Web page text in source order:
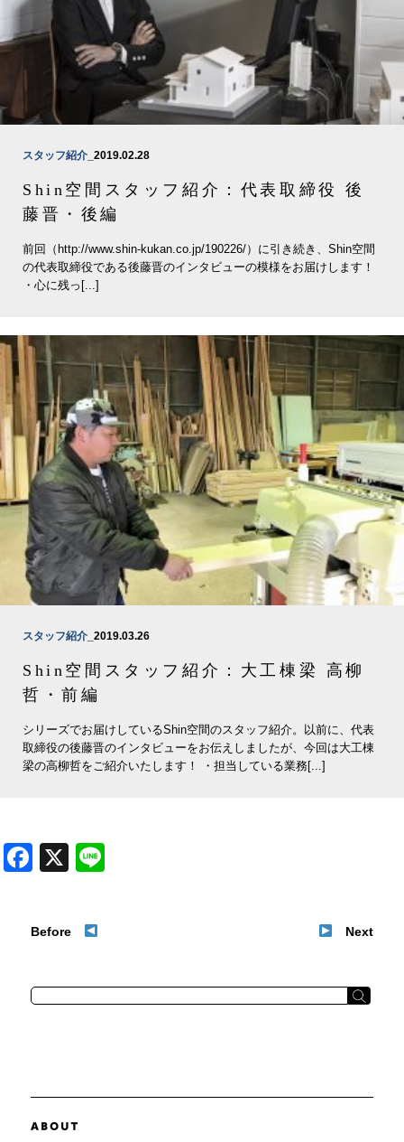
スタッフ紹介 _2019.02.28
Shin空間スタッフ紹介：代表取締役 後
藤晋・後編
前回（http://www.shin-kukan.co.jp/190226/）に引き続き、Shin空間
の代表取締役である後藤晋のインタビューの模様をお届けします！
・心に残っ[...]
スタッフ紹介 _2019.03.26
Shin空間スタッフ紹介：大工棟梁 高柳
哲・前編
シリーズでお届けしているShin空間のスタッフ紹介。以前に、代表
取締役の後藤晋のインタビューをお伝えしましたが、今回は大工棟
梁の高柳哲をご紹介いたします！ ・担当している業務[...]
Facebook
X
Before Next